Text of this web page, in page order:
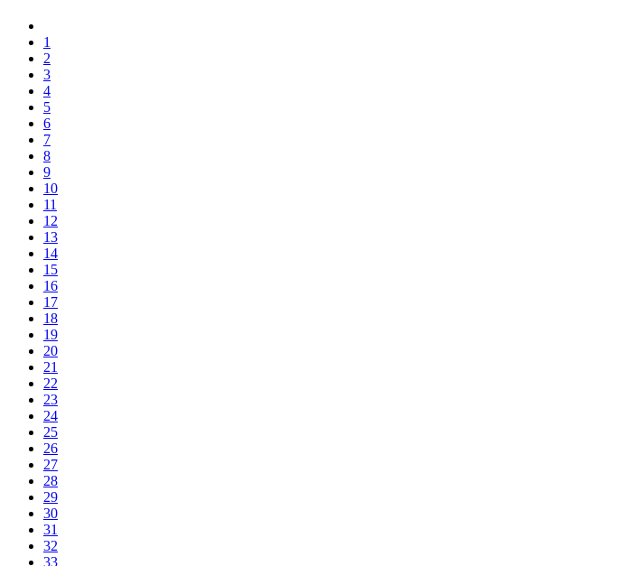
1
2
3
4
5
6
7
8
9
10
11
12
13
14
15
16
17
18
19
20
21
22
23
24
25
26
27
28
29
30
31
32
33